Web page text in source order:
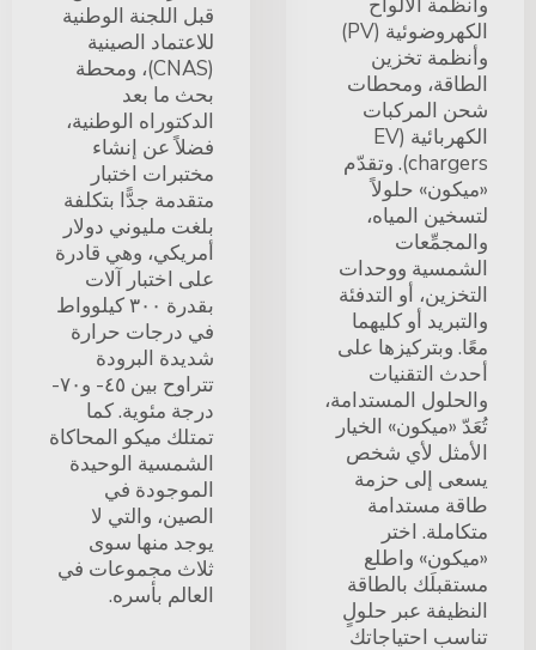
الكهروضوئية (PV)
وأنظمة تخزين
الطاقة، ومحطات
شحن المركبات
الكهربائية (EV
chargers). وتقدّم
«ميكون» حلولاً
لتسخين المياه،
والمجمِّعات
الشمسية ووحدات
التخزين، أو التدفئة
والتبريد أو كليهما
معًا. وبتركيزها على
أحدث التقنيات
والحلول المستدامة،
تُعَدّ «ميكون» الخيار
الأمثل لأي شخص
يسعى إلى حزمة
طاقة مستدامة
متكاملة. اختر
«ميكون» واطلع
مستقبلَك بالطاقة
النظيفة عبر حلولٍ
تناسب احتياجاتك
قبل اللجنة الوطنية
للاعتماد الصينية
(CNAS)، ومحطة
بحث ما بعد
الدكتوراه الوطنية،
فضلاً عن إنشاء
مختبرات اختبار
متقدمة جدًّا بتكلفة
بلغت مليوني دولار
أمريكي، وهي قادرة
على اختبار آلات
بقدرة ٣٠٠ كيلوواط
في درجات حرارة
شديدة البرودة
تتراوح بين ٤٥- و٧٠-
درجة مئوية. كما
تمتلك ميكو المحاكاة
الشمسية الوحيدة
الموجودة في
الصين، والتي لا
يوجد منها سوى
ثلاث مجموعات في
العالم بأسره.